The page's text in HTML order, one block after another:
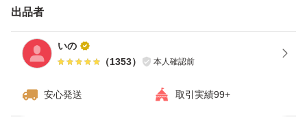
出品者
いの
（1353） 本人確認前
安心発送 取引実績99+